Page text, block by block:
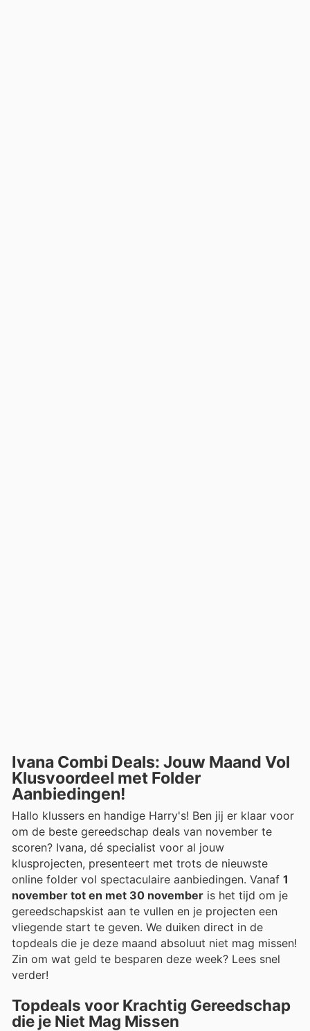
Ivana Combi Deals: Jouw Maand Vol
Klusvoordeel met Folder
Aanbiedingen!
Hallo klussers en handige Harry's! Ben jij er klaar voor
om de beste gereedschap deals van november te
scoren? Ivana, dé specialist voor al jouw
klusprojecten, presenteert met trots de nieuwste
online folder vol spectaculaire aanbiedingen. Vanaf 1
november tot en met 30 november is het tijd om je
gereedschapskist aan te vullen en je projecten een
vliegende start te geven. We duiken direct in de
topdeals die je deze maand absoluut niet mag missen!
Zin om wat geld te besparen deze week? Lees snel
verder!
Topdeals voor Krachtig Gereedschap
die je Niet Mag Missen